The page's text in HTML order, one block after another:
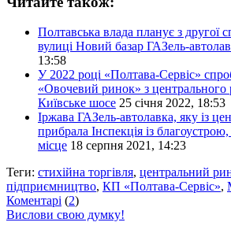
Полтавська влада планує з другої
вулиці Новий базар ГАЗель-
13:58
У 2022 році «Полтава-Сервіс»
«Овочевий ринок» з центрального
Київське шосе 25 січня 2022, 18:53
Іржава ГАЗель-автолавка, яку із
прибрала Інспекція із
місце 18 серпня 2021, 14:23
Теги: стихійна торгівля, центральний
підприємництво, КП «Полтава-Сервіс»,
Коментарі (2)
Вислови свою думку!